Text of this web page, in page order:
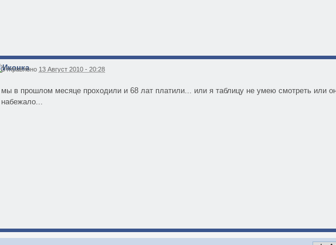
Отправлено 13 Август 2010 - 20:28
мы в прошлом месяце проходили и 68 лат платили... или я таблицу не умею смотреть или
набежало...